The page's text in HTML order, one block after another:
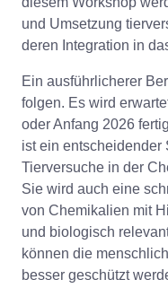
und Umsetzung
deren Integration in
Ein ausführlicherer
folgen. Es wird
oder Anfang 2026
ist ein entscheidender
Tierversuche in der
Sie wird auch eine
von Chemikalien mit
und biologisch
können die
besser geschützt